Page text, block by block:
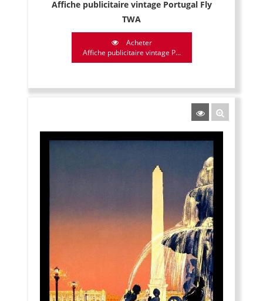
Affiche publicitaire vintage Portugal Fly
TWA
Acheter
Affiche publicitaire vintage P...